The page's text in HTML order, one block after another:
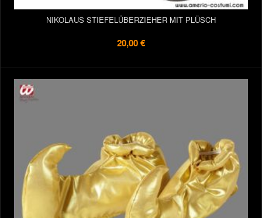
NIKOLAUS STIEFELÜBERZIEHER MIT PLÜSCH
20,00 €